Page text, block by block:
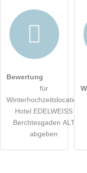
Die Datenschutzerklärung
öffentliche Frage
Hinweis:Bitte
Besucher sichtbar
.
Bewertung
für
Winterhochzeitslocation
Hotel EDELWEISS
Berchtesgaden ALT
abgeben